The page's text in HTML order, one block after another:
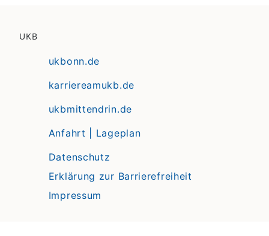
UKB
ukbonn.de
karriereamukb.de
ukbmittendrin.de
Anfahrt | Lageplan
Datenschutz
Erklärung zur Barrierefreiheit
Impressum